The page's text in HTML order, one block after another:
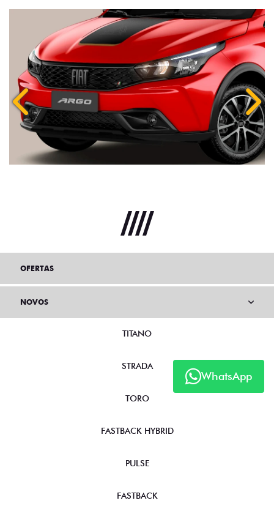
Anterior
WhatsApp
OFERTAS
NOVOS
TITANO
STRADA
TORO
FASTBACK HYBRID
PULSE
FASTBACK